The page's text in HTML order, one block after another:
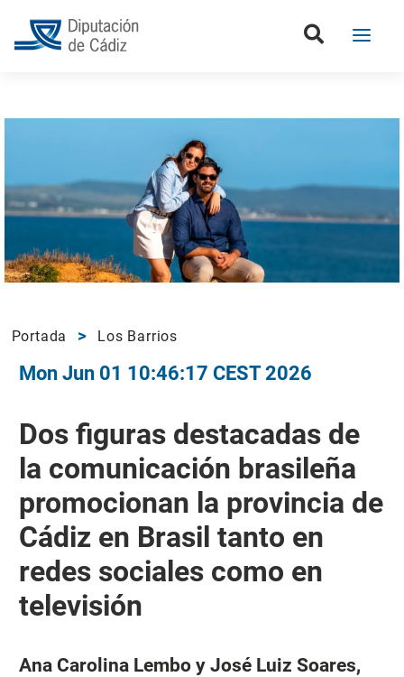
Portada Los Barrios
Mon Jun 01 10:46:17 CEST 2026
Dos figuras destacadas de
la comunicación brasileña
promocionan la provincia de
Cádiz en Brasil tanto en
redes sociales como en
televisión
Ana Carolina Lembo y José Luiz Soares,